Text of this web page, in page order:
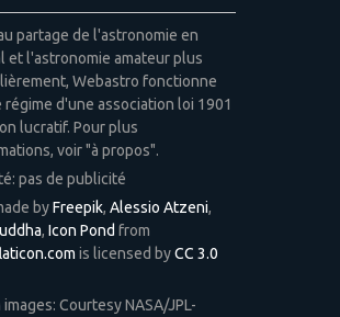
partage de l'astronomie en
et l'astronomie amateur plus
Webastro fonctionne
régime d'une association loi 1901
lucratif. Pour plus
voir "à propos".
pas de publicité
byFreepik, Alessio Atzeni,
, Icon Pond from
is licensed byCC 3.0
Courtesy NASA/JPL-